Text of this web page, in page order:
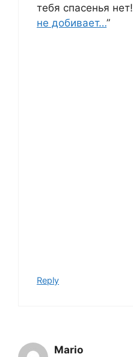
тебя спасенья нет!
не добивает…”
Reply
Mario